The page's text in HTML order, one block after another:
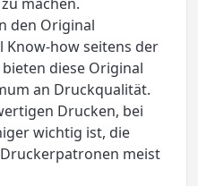
den Original
Know-how seitens der
diese Original
an Druckqualität.
Drucken, bei
wichtig ist, die
meist